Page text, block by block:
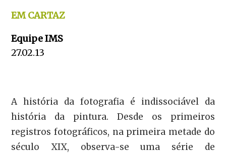
EM CARTAZ
Equipe IMS
27.02.13
A história da fotografia é indissociável da
história da pintura. Desde os primeiros
registros fotográficos, na primeira metade do
século XIX, observa-se uma série de